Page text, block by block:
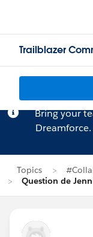
Trailblazer
Bring your
Dreamforce.
Topics
Question de